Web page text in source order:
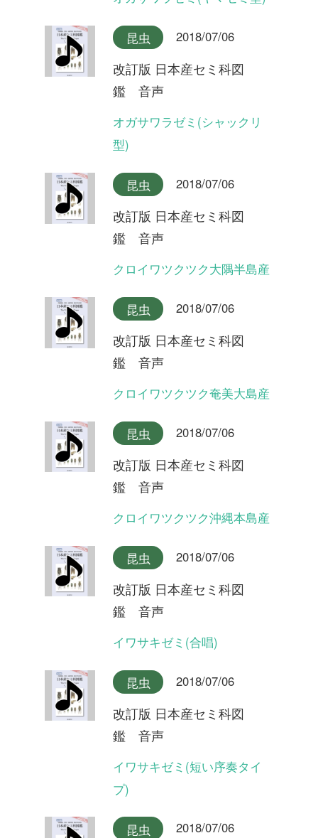
昆虫 2018/07/06
改訂版 日本産セミ科図
鑑 音声
イワサキゼミ(合唱)
昆虫
改訂版 日本産セミ科図
鑑 音声
イワサキゼミ(短い序奏タイ
昆虫 2018/07/06
改訂版 日本産セミ科図
鑑 音声
イワサキゼミ(長い序奏タイ
昆虫 2018/07/06
改訂版 日本産セミ科図
鑑 音声
オオシマゼミ沖縄本島産(合
昆虫 2018/07/06
改訂版 日本産セミ科図
鑑 音声
オオシマゼミ沖縄本島産
改訂版 日本産セミ科図
鑑 音声
唱)
改訂版 日本産セミ科図
鑑 音声
オオシマゼミ奄美大島産